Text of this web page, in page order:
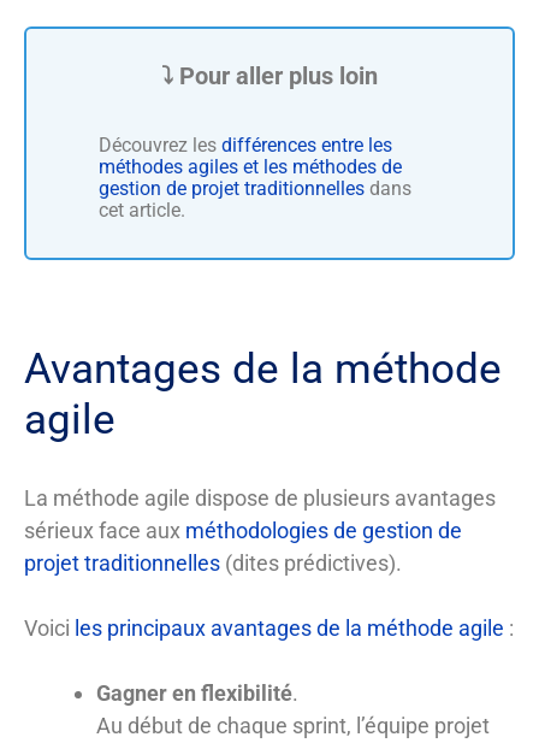
Découvrez les différences entre les
méthodes agiles et les méthodes de
gestion de projet traditionnelles dans
cet article.
Avantages de la méthode
agile
La méthode agile dispose de plusieurs avantages
sérieux face aux méthodologies de gestion de
projet traditionnelles (dites prédictives).
Voici les principaux avantages de la méthode agile :
Gagner en flexibilité.
Au début de chaque sprint, l’équipe projet